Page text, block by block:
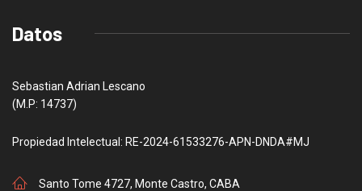
Datos
Sebastian Adrian Lescano
(M.P: 14737)
Propiedad Intelectual: RE-2024-61533276-APN-DNDA#MJ
Santo Tome 4727, Monte Castro, CABA